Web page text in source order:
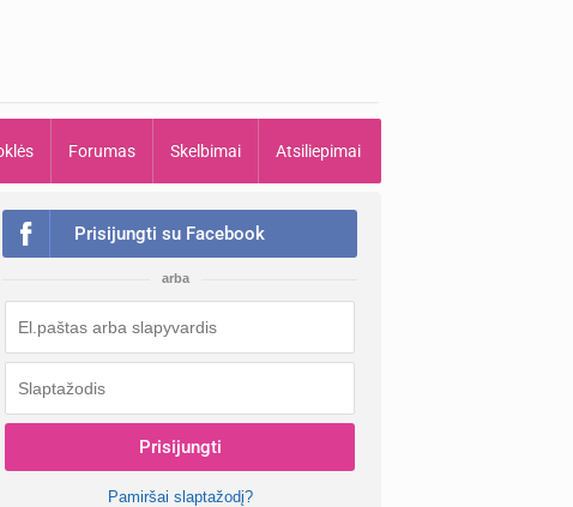
Forumas Skelbimai Atsiliepimai
Prisijungti su Facebook
arba
Prisijungti
Pamiršai slaptažodį?